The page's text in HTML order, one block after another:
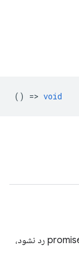
() => void
وقتی حذف کامل شود، برطرف می‌شود. اگر promise رد نشود،